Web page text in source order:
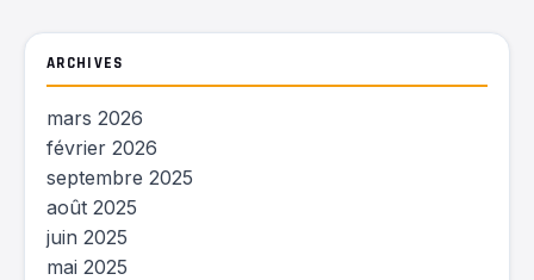
ARCHIVES
mars 2026
février 2026
septembre 2025
août 2025
juin 2025
mai 2025